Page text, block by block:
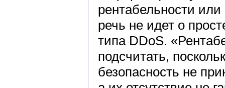
рентабельности
речь не идет о
типа DDoS.
подсчитать,
безопасность не